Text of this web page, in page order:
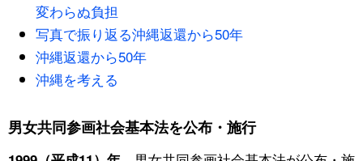
変わらぬ負担
写真で振り返る沖縄返還から50年
沖縄返還から50年
沖縄を考える
男女共同参画社会基本法を公布・施行